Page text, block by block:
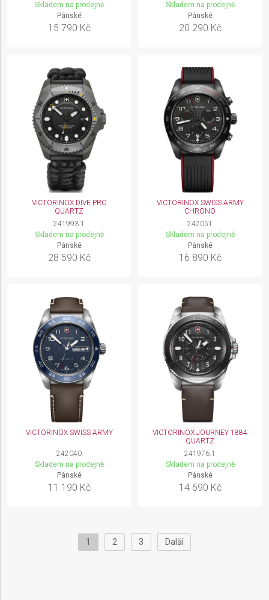
Skladem na prodejně
Pánské
15 790 Kč
Skladem na prodejně
Pánské
20 290 Kč
VICTORINOX DIVE PRO
QUARTZ
241993.1
Skladem na prodejně
Pánské
28 590 Kč
VICTORINOX SWISS ARMY
CHRONO
242051
Skladem na prodejně
Pánské
16 890 Kč
VICTORINOX SWISS ARMY
242040
Skladem na prodejně
Pánské
11 190 Kč
VICTORINOX JOURNEY 1884
QUARTZ
241976.1
Skladem na prodejně
Pánské
14 690 Kč
1 2 3 Další